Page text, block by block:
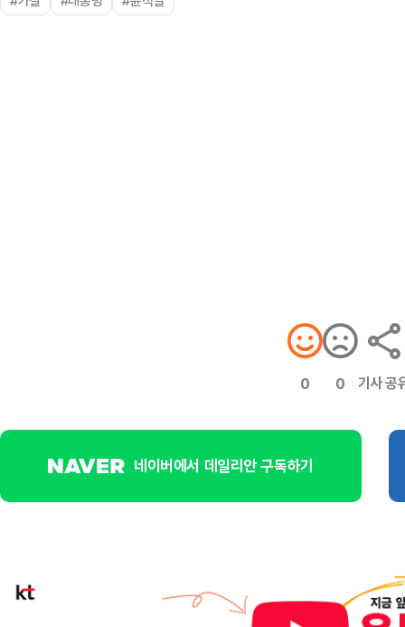
0 0 기사 공
네이버에서 데일리안 구독하기